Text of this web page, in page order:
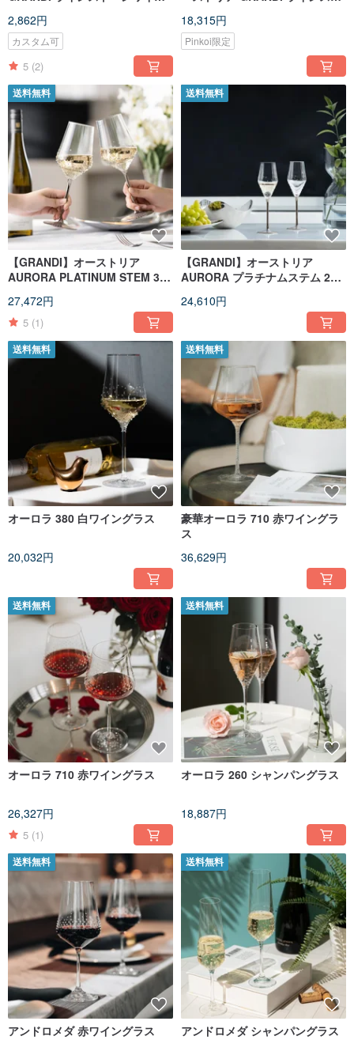
体は含まれません）
2,862円
カスタム可
5 (2)
18,315円
Pinkoi限定
送料無料
【GRANDI】オーストリア
AURORA PLATINUM STEM 380
イングラス
27,472円
5 (1)
送料無料
【GRANDI】オーストリア
AURORA プラチナムステム 260
きグラス
24,610円
送料無料
オーロラ 380 白ワイングラス
20,032円
送料無料
豪華オーロラ 710 赤ワイングラ
ス
36,629円
送料無料
オーロラ 710 赤ワイングラス
26,327円
5 (1)
送料無料
オーロラ 260 シャンパングラス
18,887円
送料無料
アンドロメダ 赤ワイングラス
送料無料
アンドロメダ シャンパングラス